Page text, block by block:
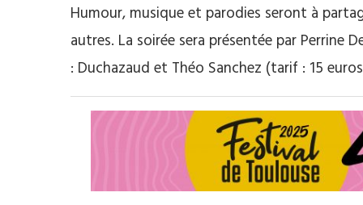
Humour, musique et parodies seront à
autres. La soirée sera présentée par Perrine
: Duchazaud et Théo Sanchez (tarif : 15